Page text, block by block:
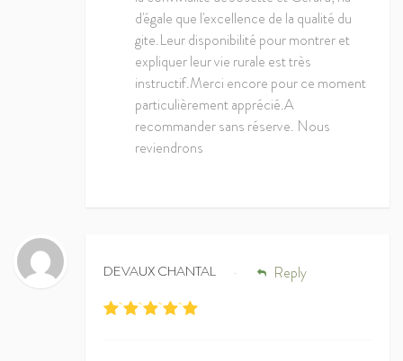
d'égale que l'excellence de la qualité du
gite.Leur disponibilité pour montrer et
expliquer leur vie rurale est très
instructif.Merci encore pour ce moment
particulièrement apprécié.A
recommander sans réserve. Nous
reviendrons
DEVAUX CHANTAL • Reply